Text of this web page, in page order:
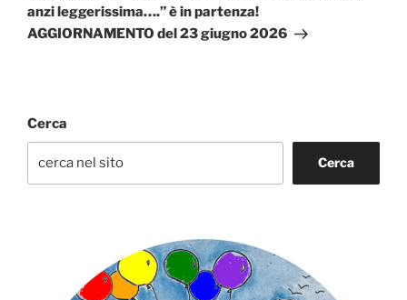
anzi leggerissima….” è in partenza!
AGGIORNAMENTO del 23 giugno 2026
Cerca
Cerca